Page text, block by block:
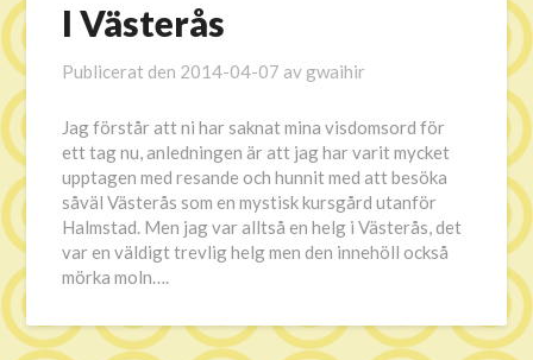
I Västerås
Publicerat den 2014-04-07 av gwaihir
Jag förstår att ni har saknat mina visdomsord för
ett tag nu, anledningen är att jag har varit mycket
upptagen med resande och hunnit med att besöka
såväl Västerås som en mystisk kursgård utanför
Halmstad. Men jag var alltså en helg i Västerås, det
var en väldigt trevlig helg men den innehöll också
mörka moln….